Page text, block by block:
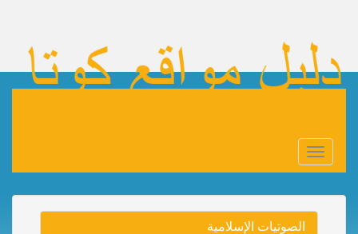
Toggle
navigation
الصوتيات الإسلامية